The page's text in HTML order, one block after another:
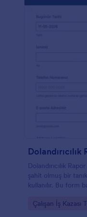
Dolandırıcılık
şahit olmuş bir
kullanılır. Bu form
çeşitli kurumlar
Go to Category:
Çalışan İş Kazası